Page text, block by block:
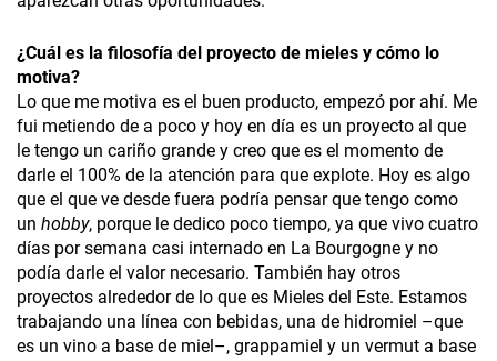
¿Cuál es la filosofía del proyecto de mieles y cómo lo
motiva?
Lo que me motiva es el buen producto, empezó por ahí. Me
fui metiendo de a poco y hoy en día es un proyecto al que
le tengo un cariño grande y creo que es el momento de
darle el 100% de la atención para que explote. Hoy es algo
que el que ve desde fuera podría pensar que tengo como
un hobby, porque le dedico poco tiempo, ya que vivo cuatro
días por semana casi internado en La Bourgogne y no
podía darle el valor necesario. También hay otros
proyectos alrededor de lo que es Mieles del Este. Estamos
trabajando una línea con bebidas, una de hidromiel –que
es un vino a base de miel–, grappamiel y un vermut a base